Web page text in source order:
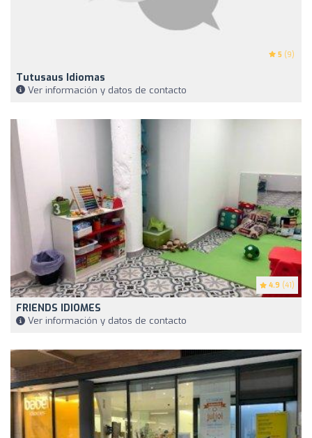
5 (9)
Tutusaus Idiomas
Ver información y datos de contacto
4.9 (41)
FRIENDS IDIOMES
Ver información y datos de contacto